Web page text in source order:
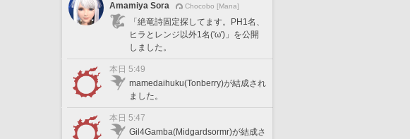
Amamiya Sora
Chocobo [Mana]
「絶竜詩固定探してます。PH1名、
ヒラとレンジ以外1名('ω')」を公開
しました。
本日 5:49
mamedaihuku(Tonberry)が結成され
ました。
本日 5:47
Gil4Gamba(Midgardsormr)が結成さ